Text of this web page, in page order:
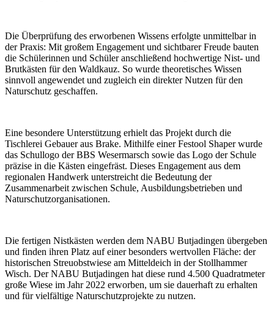
Die Überprüfung des erworbenen Wissens erfolgte unmittelbar in
der Praxis: Mit großem Engagement und sichtbarer Freude bauten
die Schülerinnen und Schüler anschließend hochwertige Nist- und
Brutkästen für den Waldkauz. So wurde theoretisches Wissen
sinnvoll angewendet und zugleich ein direkter Nutzen für den
Naturschutz geschaffen.
Eine besondere Unterstützung erhielt das Projekt durch die
Tischlerei Gebauer aus Brake. Mithilfe einer Festool Shaper wurde
das Schullogo der BBS Wesermarsch sowie das Logo der Schule
präzise in die Kästen eingefräst. Dieses Engagement aus dem
regionalen Handwerk unterstreicht die Bedeutung der
Zusammenarbeit zwischen Schule, Ausbildungsbetrieben und
Naturschutzorganisationen.
Die fertigen Nistkästen werden dem NABU Butjadingen übergeben
und finden ihren Platz auf einer besonders wertvollen Fläche: der
historischen Streuobstwiese am Mitteldeich in der Stollhammer
Wisch. Der NABU Butjadingen hat diese rund 4.500 Quadratmeter
große Wiese im Jahr 2022 erworben, um sie dauerhaft zu erhalten
und für vielfältige Naturschutzprojekte zu nutzen.